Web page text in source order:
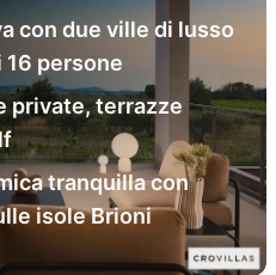
con due ville di lusso
16 persone
private, terrazze
tranquilla con
isole Brioni